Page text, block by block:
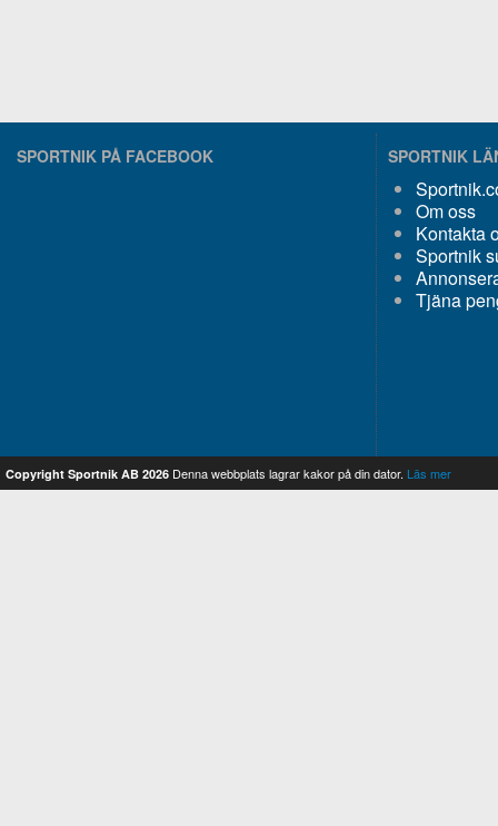
SPORTNIK PÅ FACEBOOK SPORTNIK
Om oss
Kontakta
Sportnik
Tjäna
Copyright Sportnik AB 2026 Denna webbplats lagrar kakor på din dator. Läs mer